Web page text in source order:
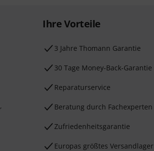
,
Ihre Vorteile
3 Jahre Thomann Garantie
30 Tage Money-Back-Garantie
Reparaturservice
Beratung durch Fachexperten
Zufriedenheitsgarantie
Europas größtes Versandlager